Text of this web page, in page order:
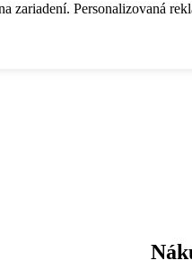
Personalizovaná